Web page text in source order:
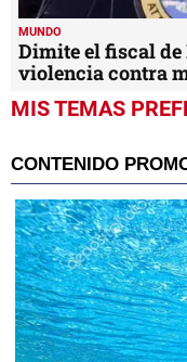
MUNDO
Dimite el fiscal de
violencia contra
MIS TEMAS